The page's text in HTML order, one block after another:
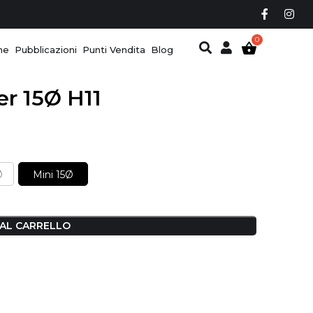
Pubblicazioni Punti Vendita Blog
15Ø H11
Mini 15Ø
CARRELLO